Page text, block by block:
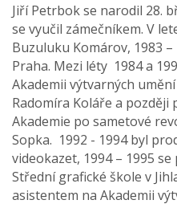
Jiří Petrbok se narodil 28.
se vyučil zámečníkem. V
Buzuluku Komárov, 1983 –
Praha. Mezi léty 1984 a
Akademii výtvarných
Radomíra Koláře a později
Akademie po sametové
Sopka. 1992 - 1994 byl
videokazet, 1994 – 1995
Střední grafické škole v
asistentem na Akademii